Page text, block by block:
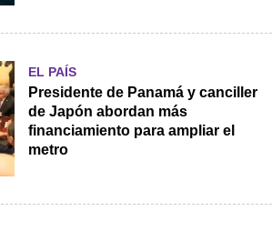
EL PAÍS
Presidente de Panamá y canciller
de Japón abordan más
financiamiento para ampliar el
metro